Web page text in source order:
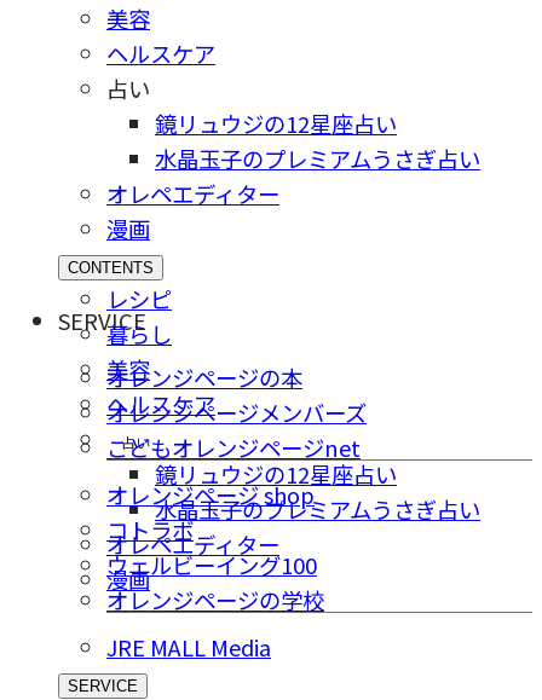
美容
ヘルスケア
占い
鏡リュウジの12星座占い
水晶玉子のプレミアムうさぎ占い
オレペエディター
漫画
CONTENTS
レシピ
暮らし
美容
ヘルスケア
占い
鏡リュウジの12星座占い
水晶玉子のプレミアムうさぎ占い
オレペエディター
漫画
SERVICE
オレンジページの本
オレンジページメンバーズ
こどもオレンジページnet
オレンジページ shop
コトラボ
ウェルビーイング100
オレンジページの学校
JRE MALL Media
SERVICE